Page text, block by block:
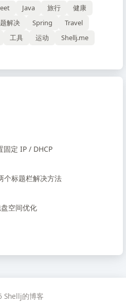
Java 旅行
健康
解决 Spring
Travel
工具 运动
Shellj.me
固定 IP / DHCP
标题栏解决方法
空间优化
Shellj的博客